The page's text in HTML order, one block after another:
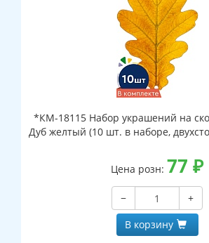
*КМ-18115 Набор украшений на
Дуб желтый (10 шт. в наборе,
Цена розн: 77 ₽
−
+
В корзину